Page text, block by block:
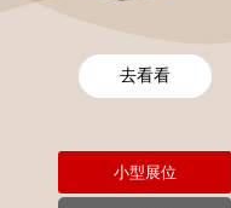
小型展位
去看看
No menu!